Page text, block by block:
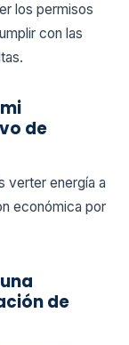
los permisos
con las
de
verter energía a
económica por
de